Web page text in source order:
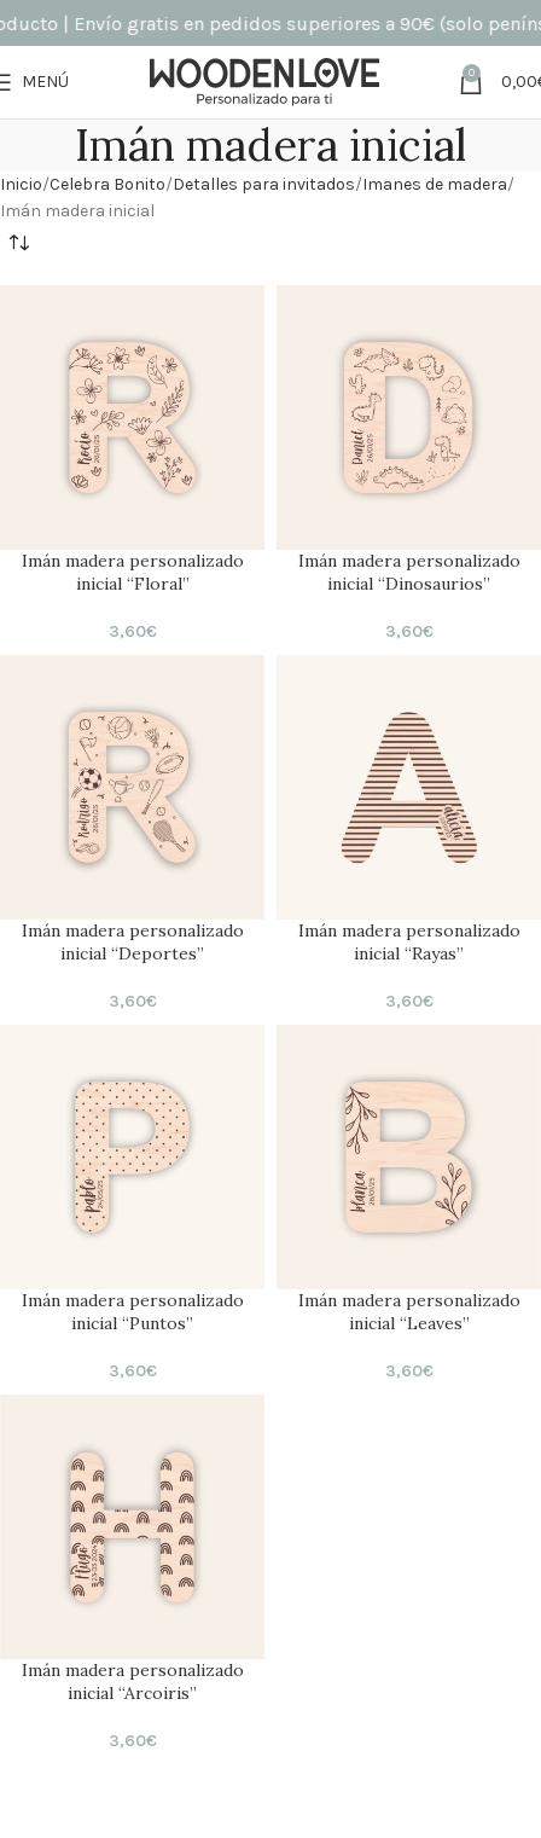
| Envío gratis en pedidos superiores a 90€ (solo
MENÚ 0 0,00
Imán madera inicial
Inicio Celebra Bonito Detalles para invitados Imanes de madera
Imán madera inicial
Imán madera personalizado
inicial “Floral”
3,60€
Imán madera personalizado
inicial “Dinosaurios”
3,60€
Imán madera personalizado
inicial “Deportes”
3,60€
Imán madera personalizado
inicial “Rayas”
3,60€
Imán madera personalizado
inicial “Puntos”
3,60€
Imán madera personalizado
inicial “Leaves”
3,60€
Imán madera personalizado
inicial “Arcoiris”
3,60€